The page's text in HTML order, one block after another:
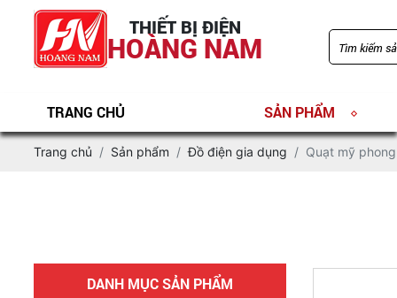
THIẾT BỊ ĐIỆN
HOÀNG NAM
TRANG CHỦ SẢN PHẨM
Trang chủ Sản phẩm Đồ điện gia dụng Quạt mỹ phong
DANH MỤC SẢN PHẨM